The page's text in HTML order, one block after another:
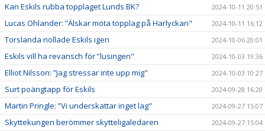
Kan Eskils rubba topplaget Lunds BK? 2024-10-11 20:51
Lucas Ohlander: ”Älskar möta topplag på Harlyckan" 2024-10-11 16:12
Torslanda nollade Eskils igen 2024-10-06 20:01
Eskils vill ha revansch för ”lusingen" 2024-10-03 19:36
Elliot Nilsson: ”Jag stressar inte upp mig" 2024-10-03 10:27
Surt poängtapp för Eskils 2024-09-28 16:20
Martin Pringle: ”Vi underskattar inget lag" 2024-09-27 15:07
Skyttekungen berömmer skytteligaledaren 2024-09-27 15:04